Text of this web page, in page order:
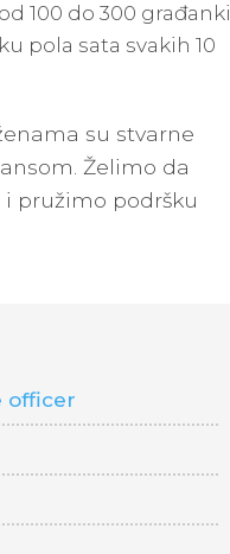
100 do 300 građanki
pola sata svakih 10
su stvarne
Želimo da
pružimo podršku
officer